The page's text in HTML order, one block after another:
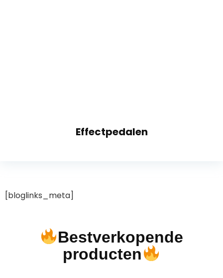
Effectpedalen
[bloglinks_meta]
Bestverkopende
producten